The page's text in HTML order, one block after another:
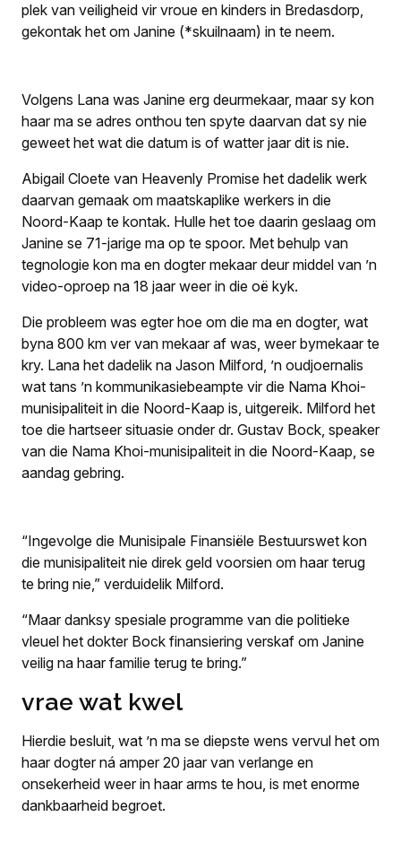
plek van veiligheid vir vroue en kinders in Bredasdorp,
gekontak het om Janine (*skuilnaam) in te neem.
Volgens Lana was Janine erg deurmekaar, maar sy kon
haar ma se adres onthou ten spyte daarvan dat sy nie
geweet het wat die datum is of watter jaar dit is nie.
Abigail Cloete van Heavenly Promise het dadelik werk
daarvan gemaak om maatskaplike werkers in die
Noord-Kaap te kontak. Hulle het toe daarin geslaag om
Janine se 71-jarige ma op te spoor. Met behulp van
tegnologie kon ma en dogter mekaar deur middel van ’n
video-oproep na 18 jaar weer in die oë kyk.
Die probleem was egter hoe om die ma en dogter, wat
byna 800 km ver van mekaar af was, weer bymekaar te
kry. Lana het dadelik na Jason Milford, ’n oudjoernalis
wat tans ’n kommunikasiebeampte vir die Nama Khoi-
munisipaliteit in die Noord-Kaap is, uitgereik. Milford het
toe die hartseer situasie onder dr. Gustav Bock, speaker
van die Nama Khoi-munisipaliteit in die Noord-Kaap, se
aandag gebring.
“Ingevolge die Munisipale Finansiële Bestuurswet kon
die munisipaliteit nie direk geld voorsien om haar terug
te bring nie,” verduidelik Milford.
“Maar danksy spesiale programme van die politieke
vleuel het dokter Bock finansiering verskaf om Janine
veilig na haar familie terug te bring.”
vrae wat kwel
Hierdie besluit, wat ’n ma se diepste wens vervul het om
haar dogter ná amper 20 jaar van verlange en
onsekerheid weer in haar arms te hou, is met enorme
dankbaarheid begroet.